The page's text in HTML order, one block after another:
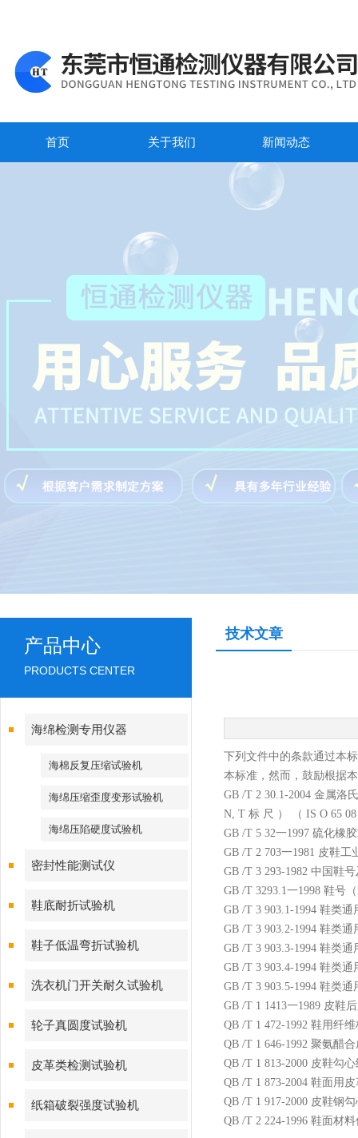
首页 关于我们 新闻动态
产品中心
PRODUCTS CENTER
海绵检测专用仪器
海棉反复压缩试验机
海绵压缩歪度变形试验机
海绵压陷硬度试验机
密封性能测试仪
鞋底耐折试验机
鞋子低温弯折试验机
洗衣机门开关耐久试验机
轮子真圆度试验机
皮革类检测试验机
纸箱破裂强度试验机
技术文章
下列文件中的条款通过本
本标准，然而，鼓励根据
GB /T 2 30.1-2004 金属洛
N, T 标 尺 ） （ IS O 65
GB /T 5 32一1997 硫化橡
GB /T 2 703一1981 皮鞋工
GB /T 3 293-1982 中国鞋
GB /T 3293.1一1998 鞋号
GB /T 3 903.1-1994 鞋类
GB /T 3 903.2-1994 鞋类
GB /T 3 903.3-1994 鞋类
GB /T 3 903.4-1994 鞋类
GB /T 3 903.5-1994 鞋类
GB /T 1 1413一1989 皮鞋
QB /T 1 472-1992 鞋用纤
QB /T 1 646-1992 聚氨醋
QB /T 1 813-2000 皮鞋勾
QB /T 1 873-2004 鞋面用皮
QB /T 1 917-2000 皮鞋钢勾
QB /T 2 224-1996 鞋面材